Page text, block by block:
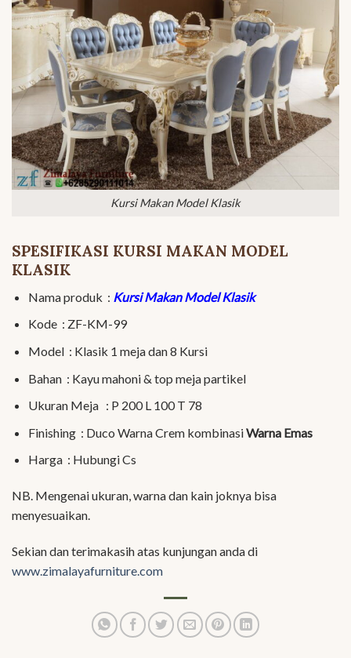
Kursi Makan Model Klasik
SPESIFIKASI KURSI MAKAN MODEL
KLASIK
Nama produk : Kursi Makan Model Klasik
Kode : ZF-KM-99
Model : Klasik 1 meja dan 8 Kursi
Bahan : Kayu mahoni & top meja partikel
Ukuran Meja : P 200 L 100 T 78
Finishing : Duco Warna Crem kombinasiWarna Emas
Harga : Hubungi Cs
NB. Mengenai ukuran, warna dan kain joknya bisa
menyesuaikan.
Sekian dan terimakasih atas kunjungan anda di
www.zimalayafurniture.com